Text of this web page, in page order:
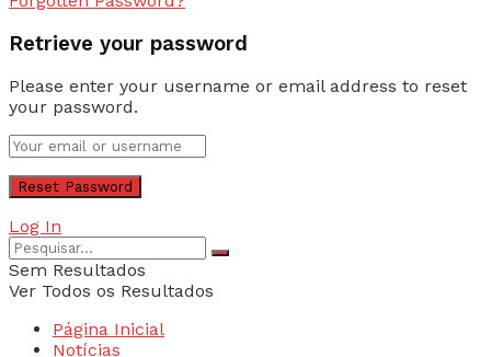
Retrieve your password
Please enter your username or email address to reset
your password.
Log In
Sem Resultados
Ver Todos os Resultados
Página Inicial
Notícias